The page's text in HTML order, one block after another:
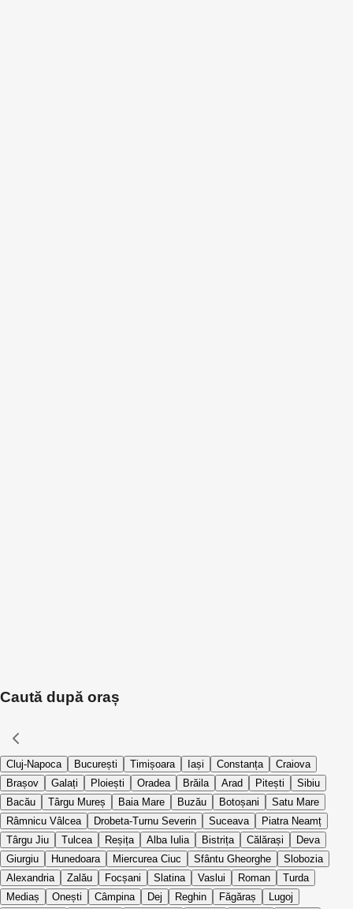
Caută după oraș
Cluj-Napoca București Timișoara Iași Constanța
Craiova
Brașov
Galați Ploiești Oradea Brăila Arad Pitești
Sibiu
Bacău
Târgu Mureș Baia Mare Buzău Botoșani
Satu Mare
Râmnicu Vâlcea
Drobeta-Turnu Severin Suceava
Piatra Neamț
Târgu Jiu
Tulcea Reșița Alba Iulia Bistrița Călărași
Deva
Giurgiu
Hunedoara Miercurea Ciuc Sfântu Gheorghe
Slobozia
Alexandria
Zalău Focșani Slatina Vaslui Roman
Turda
Mediaș
Onești Câmpina Dej Reghin Făgăraș
Lugoj